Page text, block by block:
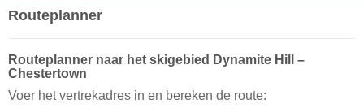
Routeplanner
Routeplanner naar het skigebied Dynamite Hill –
Chestertown
Voer het vertrekadres in en bereken de route: